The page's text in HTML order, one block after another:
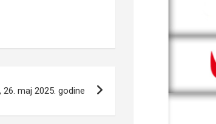
26. maj 2025. godine